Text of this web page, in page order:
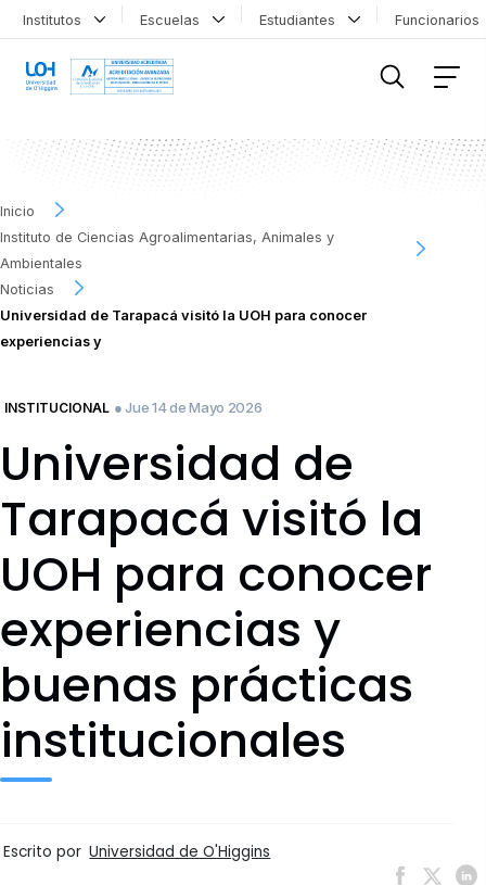
Institutos Escuelas Estudiantes
Inicio
Instituto de Ciencias Agroalimentarias, Animales y
Ambientales
Noticias
Universidad de Tarapacá visitó la UOH para conocer
experiencias y
INSTITUCIONAL ● Jue 14 de Mayo 2026
Universidad de
Tarapacá visitó la
UOH para conocer
experiencias y
buenas prácticas
institucionales
Escrito por Universidad de O'Higgins